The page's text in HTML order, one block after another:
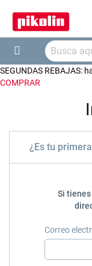
Buscar
SEGUNDAS REBAJAS:
COMPRAR
¿Es tu
Si
Correo